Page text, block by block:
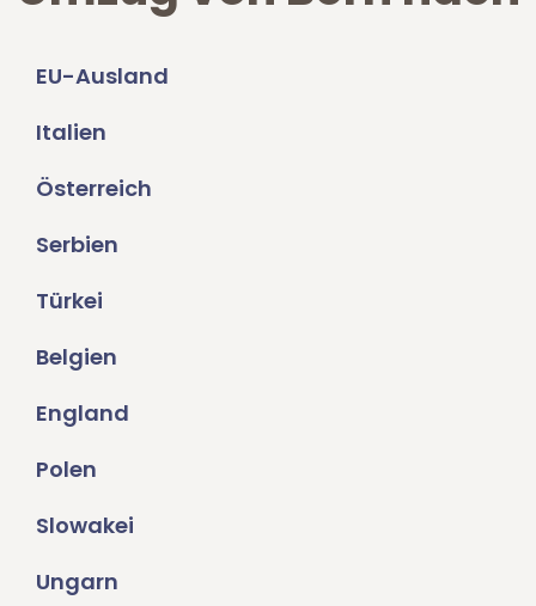
EU-Ausland
Italien
Österreich
Serbien
Türkei
Belgien
England
Polen
Slowakei
Ungarn